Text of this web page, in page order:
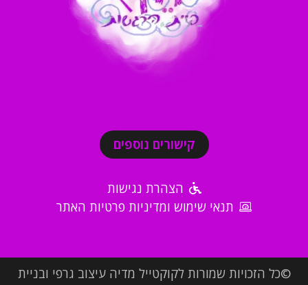
קישורים נוספים
הצהרת נגישות
תנאי שימוש ומדיניות פרטיות האתר
©כל הזכויות שמורות לקוקטייל מדיה עיצוב גרפי ובניית